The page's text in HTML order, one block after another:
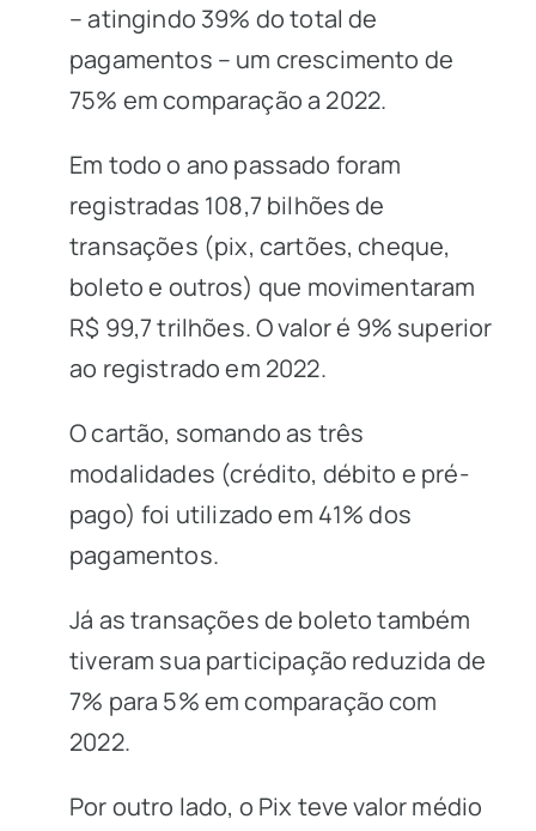
– atingindo 39% do total de
pagamentos – um crescimento de
75% em comparação a 2022.
Em todo o ano passado foram
registradas 108,7 bilhões de
transações (pix, cartões, cheque,
boleto e outros) que movimentaram
R$ 99,7 trilhões. O valor é 9% superior
ao registrado em 2022.
O cartão, somando as três
modalidades (crédito, débito e pré-
pago) foi utilizado em 41% dos
pagamentos.
Já as transações de boleto também
tiveram sua participação reduzida de
7% para 5% em comparação com
2022.
Por outro lado, o Pix teve valor médio